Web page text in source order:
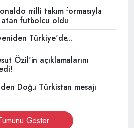
milli takım formasıyla
futbolcu oldu
Türkiye'de...
Özil'in açıklamalarını
Doğu Türkistan mesajı
Göster